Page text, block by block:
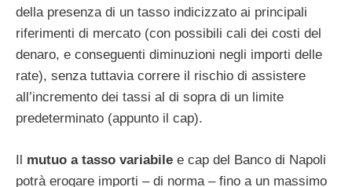
della presenza di un tasso indicizzato ai principali
riferimenti di mercato (con possibili cali dei costi del
denaro, e conseguenti diminuzioni negli importi delle
rate), senza tuttavia correre il rischio di assistere
all’incremento dei tassi al di sopra di un limite
predeterminato (appunto il cap).
Il mutuo a tasso variabile e cap del Banco di Napoli
potrà erogare importi – di norma – fino a un massimo